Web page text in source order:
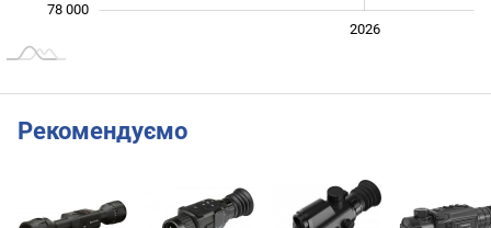
78 000
2026
Рекомендуємо